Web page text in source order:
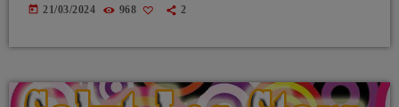
today 21/03/2024 968 2